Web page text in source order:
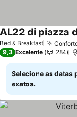
Bed & Breakfast
AL22 di piazza
9,3 Excelente 284
Selecione as datas
exatos.